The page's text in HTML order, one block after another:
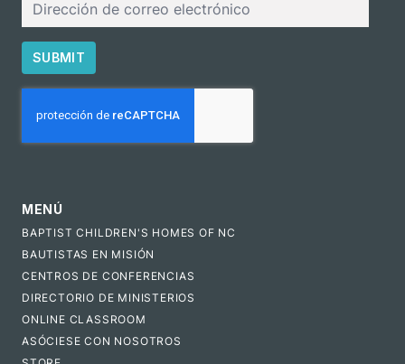
electrónico
SUBMIT
MENÚ
BAPTIST CHILDREN'S HOMES OF NC
BAUTISTAS EN MISIÓN
CENTROS DE CONFERENCIAS
DIRECTORIO DE MINISTERIOS
ONLINE CLASSROOM
ASÓCIESE CON NOSOTROS